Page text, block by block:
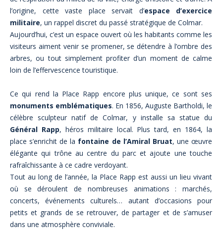
l’origine, cette vaste place servait d’espace d’exercice
militaire, un rappel discret du passé stratégique de Colmar.
Aujourd’hui, c’est un espace ouvert où les habitants comme les
visiteurs aiment venir se promener, se détendre à l’ombre des
arbres, ou tout simplement profiter d’un moment de calme
loin de l’effervescence touristique.
Ce qui rend la Place Rapp encore plus unique, ce sont ses
monuments emblématiques. En 1856, Auguste Bartholdi, le
célèbre sculpteur natif de Colmar, y installe sa statue du
Général Rapp, héros militaire local. Plus tard, en 1864, la
place s’enrichit de la fontaine de l’Amiral Bruat, une œuvre
élégante qui trône au centre du parc et ajoute une touche
rafraîchissante à ce cadre verdoyant.
Tout au long de l’année, la Place Rapp est aussi un lieu vivant
où se déroulent de nombreuses animations : marchés,
concerts, événements culturels… autant d’occasions pour
petits et grands de se retrouver, de partager et de s’amuser
dans une atmosphère conviviale.